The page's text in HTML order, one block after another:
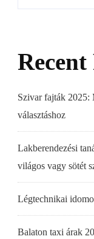
Recent
Szivar fajták 2025:
választáshoz
Lakberendezési
világos vagy sötét
Légtechnikai
Balaton taxi árak